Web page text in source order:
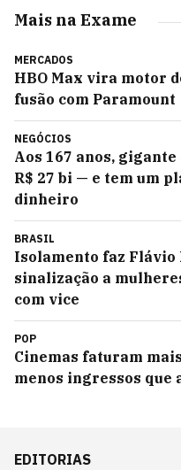
Mais na Exame
MERCADOS
HBO Max vira motor
fusão com Paramount
NEGÓCIOS
Aos 167 anos,
R$ 27 bi — e tem um
dinheiro
BRASIL
Isolamento faz
sinalização a
com vice
POP
Cinemas faturam
menos ingressos que
EDITORIAS